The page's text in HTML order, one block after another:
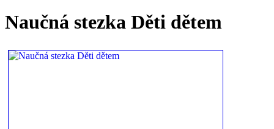
Naučná stezka Děti dětem